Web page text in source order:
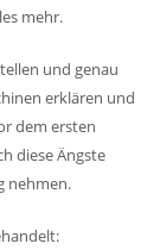
mehr.
und genau
erklären und
dem ersten
diese Ängste
nehmen.